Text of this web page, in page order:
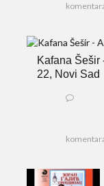
Kafana Šešir
22, Novi Sad